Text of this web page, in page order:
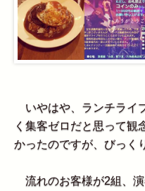
いやはや、ランチライ
く集客ゼロだと思って観
かったのですが、びっく
流れのお客様が2組、